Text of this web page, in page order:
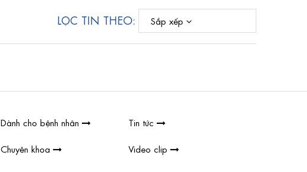
LỌC TIN THEO: Sắp xếp
Dành cho bệnh nhân Tin tức
Chuyên khoa Video clip